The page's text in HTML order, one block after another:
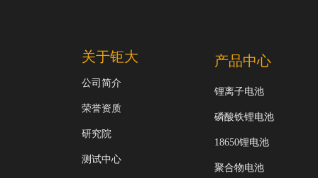
关于钜大
公司简介
荣誉资质
研究院
测试中心
产品中心
锂离子电池
磷酸铁锂电池
18650锂电池
聚合物电池